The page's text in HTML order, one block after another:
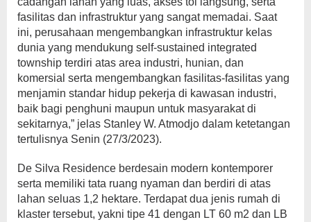
fasilitas dan infrastruktur yang sangat memadai. Saat
ini, perusahaan mengembangkan infrastruktur kelas
dunia yang mendukung self-sustained integrated
township terdiri atas area industri, hunian, dan
komersial serta mengembangkan fasilitas-fasilitas yang
menjamin standar hidup pekerja di kawasan industri,
baik bagi penghuni maupun untuk masyarakat di
sekitarnya,” jelas Stanley W. Atmodjo dalam ketetangan
tertulisnya Senin (27/3/2023).
De Silva Residence berdesain modern kontemporer
serta memiliki tata ruang nyaman dan berdiri di atas
lahan seluas 1,2 hektare. Terdapat dua jenis rumah di
klaster tersebut, yakni tipe 41 dengan LT 60 m2 dan LB